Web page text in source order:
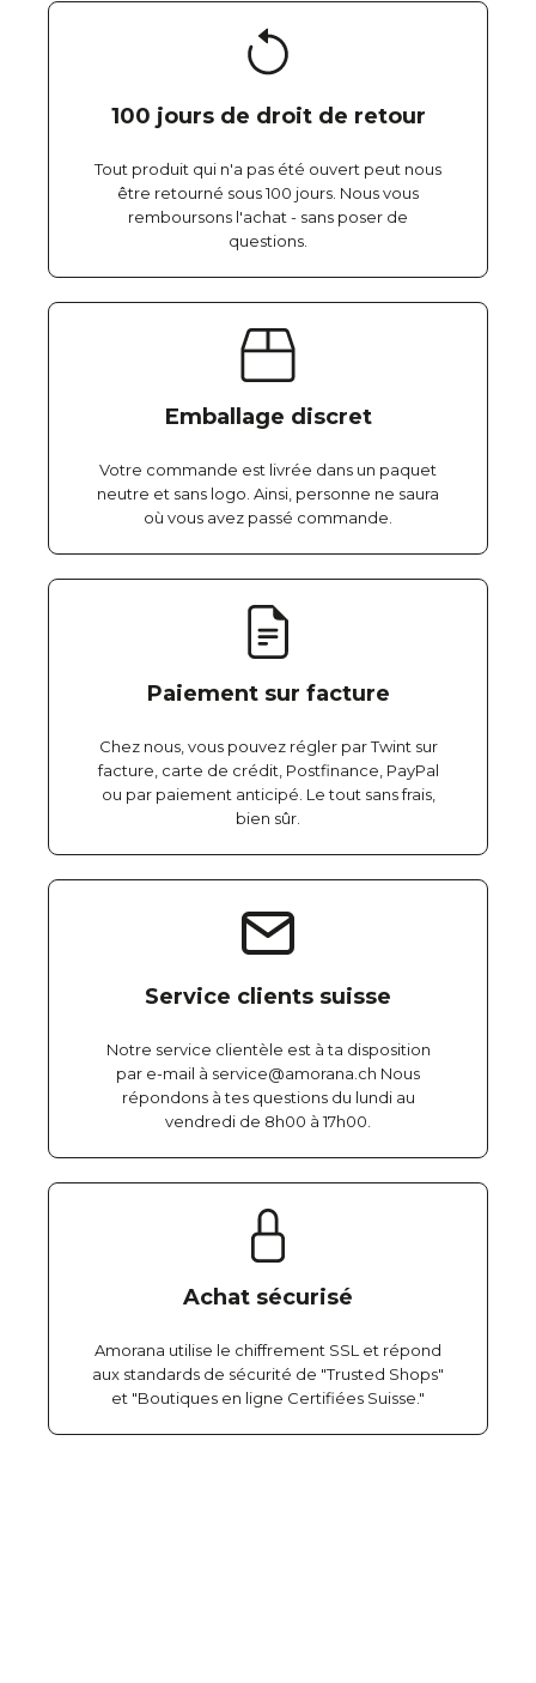
100 jours de droit de retour
Tout produit qui n'a pas été ouvert peut nous
être retourné sous 100 jours. Nous vous
remboursons l'achat - sans poser de
questions.
Emballage discret
Votre commande est livrée dans un paquet
neutre et sans logo. Ainsi, personne ne saura
où vous avez passé commande.
Paiement sur facture
Chez nous, vous pouvez régler par Twint sur
facture, carte de crédit, Postfinance, PayPal
ou par paiement anticipé. Le tout sans frais,
bien sûr.
Service clients suisse
Notre service clientèle est à ta disposition
par e-mail à service@amorana.ch Nous
répondons à tes questions du lundi au
vendredi de 8h00 à 17h00.
Achat sécurisé
Amorana utilise le chiffrement SSL et répond
aux standards de sécurité de "Trusted Shops"
et "Boutiques en ligne Certifiées Suisse."